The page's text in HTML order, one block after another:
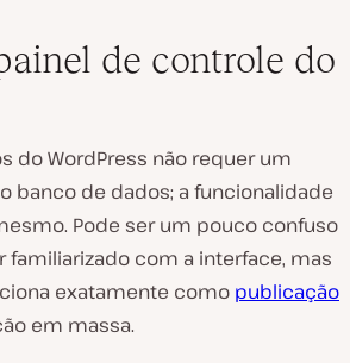
de controle do
do WordPress não requer um
banco de dados; a funcionalidade
Pode ser um pouco confuso
familiarizado com a interface, mas
exatamente como publicação
em massa.